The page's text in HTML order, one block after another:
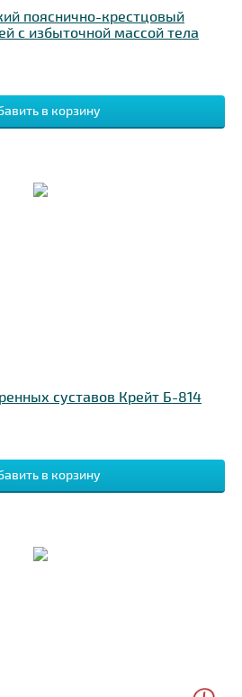
пояснично-крестцовый
с избыточной массой тела
суставов Крейт Б-814